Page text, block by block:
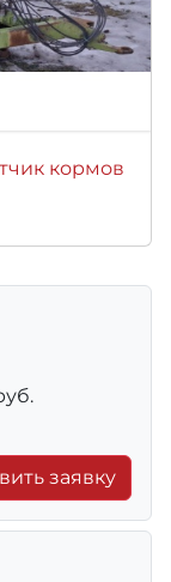
кормов
заявку